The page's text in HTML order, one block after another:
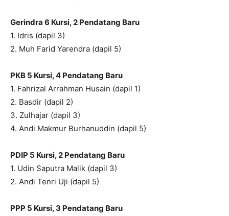
Gerindra 6 Kursi, 2 Pendatang Baru
1. Idris (dapil 3)
2. Muh Farid Yarendra (dapil 5)
PKB 5 Kursi, 4 Pendatang Baru
1. Fahrizal Arrahman Husain (dapil 1)
2. Basdir (dapil 2)
3. Zulhajar (dapil 3)
4. Andi Makmur Burhanuddin (dapil 5)
PDIP 5 Kursi, 2 Pendatang Baru
1. Udin Saputra Malik (dapil 3)
2. Andi Tenri Uji (dapil 5)
PPP 5 Kursi, 3 Pendatang Baru